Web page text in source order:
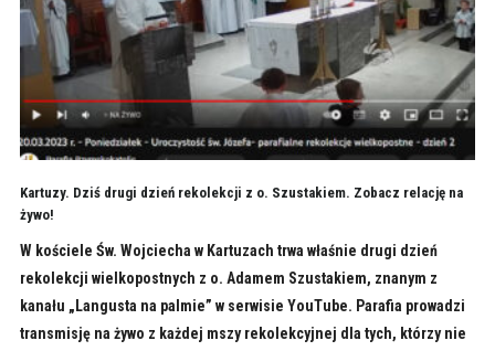
Kartuzy. Dziś drugi dzień rekolekcji z o. Szustakiem. Zobacz relację na
żywo!
W kościele Św. Wojciecha w Kartuzach trwa właśnie drugi dzień
rekolekcji wielkopostnych z o. Adamem Szustakiem, znanym z
kanału „Langusta na palmie” w serwisie YouTube. Parafia prowadzi
transmisję na żywo z każdej mszy rekolekcyjnej dla tych, którzy nie